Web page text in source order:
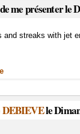
me présenter le
and streaks with jet
DEBIEVEle